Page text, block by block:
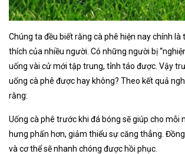
Chúng ta đều biết rằng cà phê hiện nay chính là
thích của nhiều người. Có những người bị
uống vài cử mới tập trung, tỉnh táo được. Vậy
uống cà phê được hay không? Theo kết quả
rằng:
Uống cà phê trước khi đá bóng sẽ giúp cho mỗi
hưng phấn hơn, giảm thiểu sự căng thẳng.
và cơ thể sẽ nhanh chóng được hồi phục.